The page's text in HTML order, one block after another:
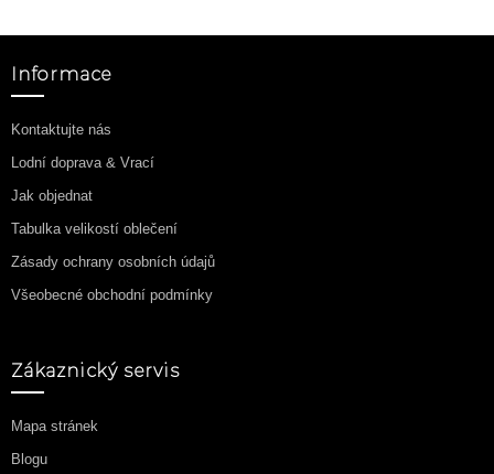
Informace
Kontaktujte nás
Lodní doprava & Vrací
Jak objednat
Tabulka velikostí oblečení
Zásady ochrany osobních údajů
Všeobecné obchodní podmínky
Zákaznický servis
Mapa stránek
Blogu